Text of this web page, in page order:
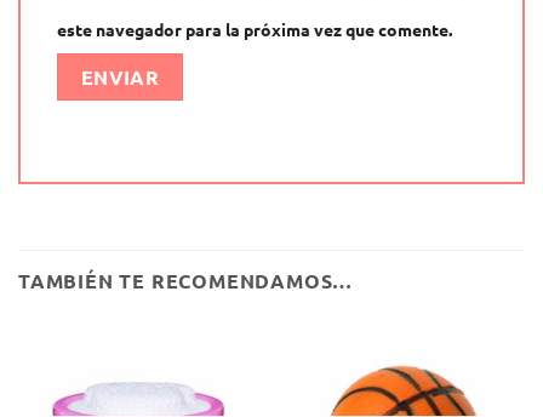
este navegador para la próxima vez que comente.
TAMBIÉN TE RECOMENDAMOS…